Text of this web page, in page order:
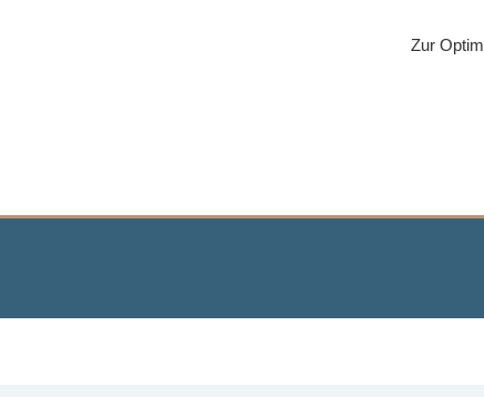
Zur